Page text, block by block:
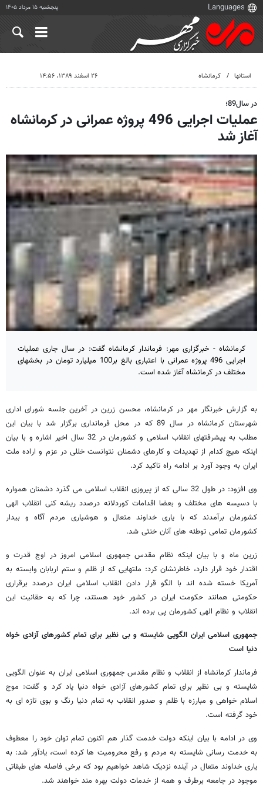
پنجشنبه ۱۵ مرداد ۱۴۰۵
استانها کرمانشاه ۲۶ اسفند ۱۳۸۹، ۱۴:۵۶
در سال89؛
عملیات اجرایی 496 پروژه عمرانی در کرمانشاه
آغاز شد
کرمانشاه - خبرگزاری مهر: فرماندار کرمانشاه گفت: در سال جاری عملیات
اجرایی 496 پروژه عمرانی با اعتباری بالغ بر100 میلیارد تومان در بخشهای
مختلف در کرمانشاه آغاز شده است.
به گزارش خبرنگار مهر در کرمانشاه، محسن زرین در آخرین جلسه شورای اداری
شهرستان کرمانشاه در سال 89 که در محل فرمانداری برگزار شد با بیان این
مطلب به پیشرفتهای انقلاب اسلامی و کشورمان در 32 سال اخیر اشاره و با بیان
اینکه هیچ کدام از تهدیدات و کارهای دشمنان نتوانست خللی در عزم و اراده ملت
ایران به وجود آورد بر ادامه راه تاکید کرد.
وی افزود: در طول 32 سالی که از پیروزی انقلاب اسلامی می گذرد دشمنان همواره
با دسیسه های مختلف و بعضا اقدامات کوردلانه درصدد ریشه کنی انقلاب الهی
کشورمان برآمدند که با یاری خداوند متعال و هوشیاری مردم آگاه و بیدار
کشورمان تمامی توطئه های آنان خنثی شد.
زرین ماه و با بیان اینکه نظام مقدس جمهوری اسلامی امروز در اوج قدرت و
اقتدار خود قرار دارد، خاطرنشان کرد: ملتهایی که از ظلم و ستم اربابان وابسته به
آمریکا خسته شده اند با الگو قرار دادن انقلاب اسلامی ایران درصدد برقراری
حکومتی همانند حکومت ایران در کشور خود هستند، چرا که به حقانیت این
انقلاب و نظام الهی کشورمان پی برده اند.
جمهوری اسلامی ایران الگویی شایسته و بی نظیر برای تمام کشورهای آزادی خواه
دنیا است
فرماندار کرمانشاه از انقلاب و نظام مقدس جمهوری اسلامی ایران به عنوان الگویی
شایسته و بی نظیر برای تمام کشورهای آزادی خواه دنیا یاد کرد و گفت: موج
اسلام خواهی و مبارزه با ظلم و صدور انقلاب به تمام دنیا رنگ و بوی تازه ای به
خود گرفته است.
وی در ادامه با بیان اینکه دولت خدمت گذار هم اکنون تمام توان خود را معطوف
به خدمت رسانی شایسته به مردم و رفع محرومیت ها کرده است، یادآور شد: به
یاری خداوند متعال در آینده نزدیک شاهد خواهیم بود که برخی فاصله های طبقاتی
موجود در جامعه برطرف و همه از خدمات دولت بهره مند خواهند شد.